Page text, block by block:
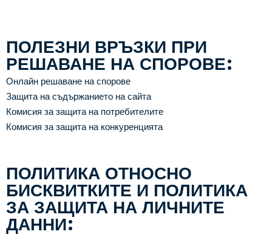
ПОЛЕЗНИ ВРЪЗКИ ПРИ
РЕШАВАНЕ НА СПОРОВЕ:
Онлайн решаване на спорове
Защита на съдържанието на сайта
Комисия за защита на потребителите
Комисия за защита на конкуренцията
ПОЛИТИКА ОТНОСНО
БИСКВИТКИТЕ И ПОЛИТИКА
ЗА ЗАЩИТА НА ЛИЧНИТЕ
ДАННИ: